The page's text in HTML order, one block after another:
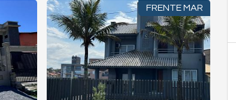
FRENTE MAR